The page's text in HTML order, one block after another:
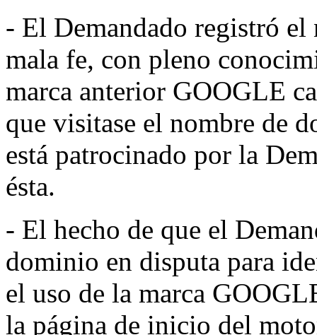
- El Demandado registró
mala fe, con pleno
marca anterior GOOGLE
que visitase el nombre de
está patrocinado por la
ésta.
- El hecho de que el
dominio en disputa para
el uso de la marca
la página de inicio del